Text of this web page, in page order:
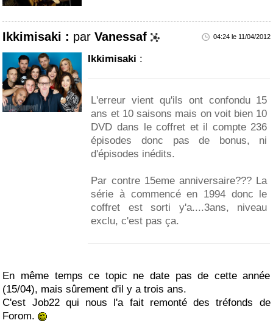
Ikkimisaki : parVanessaf 04:24 le 11/04/2012
Ikkimisaki :
L'erreur vient qu'ils ont confondu 15
ans et 10 saisons mais on voit bien 10
DVD dans le coffret et il compte 236
épisodes donc pas de bonus, ni
d'épisodes inédits.
Par contre 15eme anniversaire??? La
série à commencé en 1994 donc le
coffret est sorti y'a....3ans, niveau
exclu, c'est pas ça.
En même temps ce topic ne date pas de cette année
(15/04), mais sûrement d'il y a trois ans.
C'est Job22 qui nous l'a fait remonté des tréfonds de
Forom.